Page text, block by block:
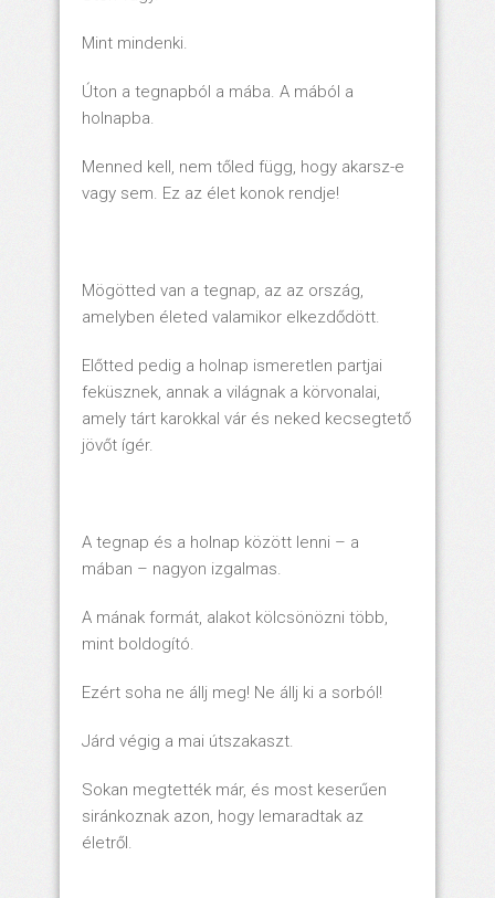
Mint mindenki.
Úton a tegnapból a mába. A mából a
holnapba.
Menned kell, nem tőled függ, hogy akarsz-e
vagy sem. Ez az élet konok rendje!
Mögötted van a tegnap, az az ország,
amelyben életed valamikor elkezdődött.
Előtted pedig a holnap ismeretlen partjai
feküsznek, annak a világnak a körvonalai,
amely tárt karokkal vár és neked kecsegtető
jövőt ígér.
A tegnap és a holnap között lenni – a
mában – nagyon izgalmas.
A mának formát, alakot kölcsönözni több,
mint boldogító.
Ezért soha ne állj meg! Ne állj ki a sorból!
Járd végig a mai útszakaszt.
Sokan megtették már, és most keserűen
siránkoznak azon, hogy lemaradtak az
életről.